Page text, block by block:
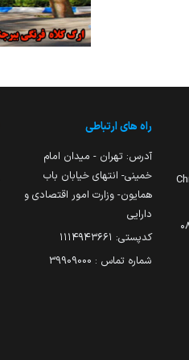
راه های ارتباطی
آدرس: تهران - میدان امام
خمینی- انتهای خیابان باب
همایون- وزارت امور اقتصادی و
دارایی
کدپستی: ۱۱۱۴۹۴۳۶۶۱
شماره تماس : 39909000